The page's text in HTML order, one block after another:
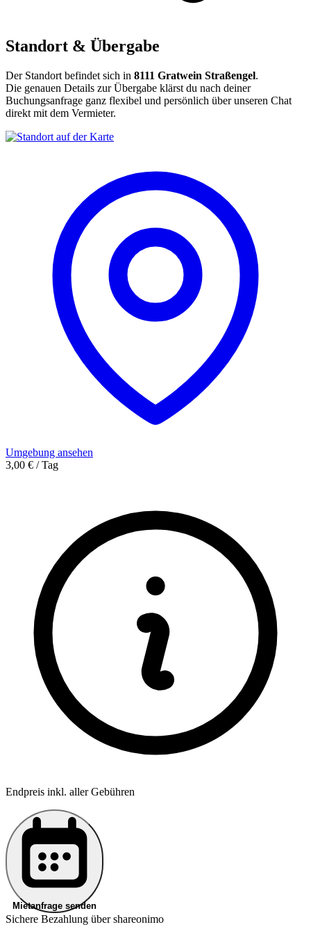
Standort & Übergabe
Der Standort befindet sich in 8111 Gratwein Straßengel.
Die genauen Details zur Übergabe klärst du nach deiner
Buchungsanfrage ganz flexibel und persönlich über unseren Chat
direkt mit dem Vermieter.
Umgebung ansehen
3,00 € / Tag
Endpreis inkl. aller Gebühren
Mietanfrage senden
Sichere Bezahlung über shareonimo